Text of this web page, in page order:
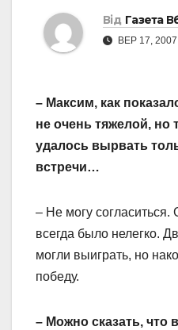
Від Газета
ВЕР 17, 2007
– Максим, как
не очень тяжелой, но
удалось вырвать
встречи…
– Не могу
всегда было нелегко.
могли выиграть, но
победу.
– Можно сказать, что